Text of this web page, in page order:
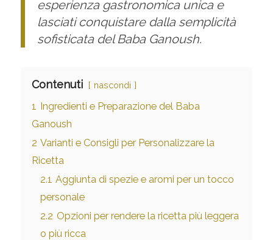
esperienza gastronomica unica e
lasciati conquistare dalla semplicità
sofisticata del Baba Ganoush.
Contenuti nascondi
1 Ingredienti e Preparazione del Baba
Ganoush
2 Varianti e Consigli per Personalizzare la
Ricetta
2.1 Aggiunta di spezie e aromi per un tocco
personale
2.2 Opzioni per rendere la ricetta più leggera
o più ricca